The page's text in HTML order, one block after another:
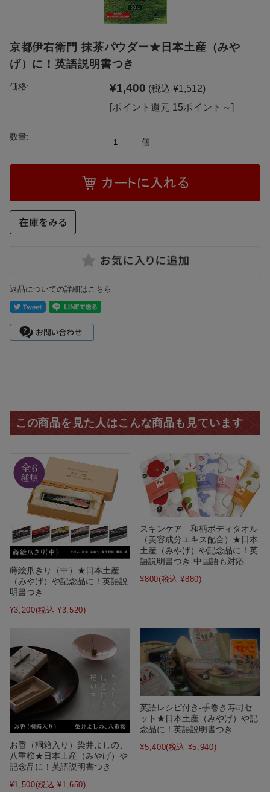
京都伊右衛門 抹茶パウダー★日本土産（みや
げ）に！英語説明書つき
価格: ¥1,400 (税込 ¥1,512)
[ポイント還元 15ポイント～]
数量: 個
返品についての詳細はこちら
この商品を見た人はこんな商品も見ています
蒔絵爪きり（中）★日本土産
（みやげ）や記念品に！英語説
明書つき
¥3,200(税込 ¥3,520)
スキンケア 和柄ボディタオル
（美容成分エキス配合）★日本
土産（みやげ）や記念品に！英
語説明書つき-中国語も対応
¥800(税込 ¥880)
お香（桐箱入り）染井よしの、
八重桜★日本土産（みやげ）や
記念品に！英語説明書つき
¥1,500(税込 ¥1,650)
英語レシピ付き-手巻き寿司セ
ット★日本土産（みやげ）や記
念品に！英語説明書つき
¥5,400(税込 ¥5,940)